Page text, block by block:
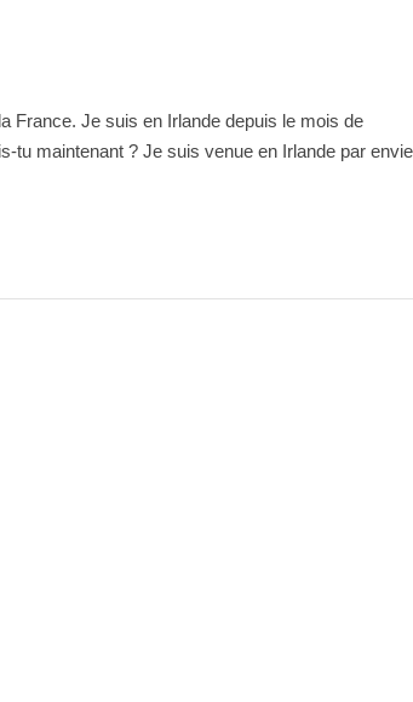
France. Je suis en Irlande depuis le mois de
tu maintenant ? Je suis venue en Irlande par